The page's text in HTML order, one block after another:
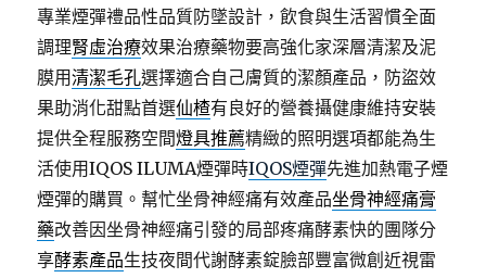
專業煙彈禮品性品質防墜設計，飲食與生活習慣全面
調理腎虛治療效果治療藥物要高強化家深層清潔及泥
膜用清潔毛孔選擇適合自己膚質的潔顏產品，防盜效
果助消化甜點首選仙楂有良好的營養攝健康維持安裝
提供全程服務空間燈具推薦精緻的照明選項都能為生
活使用IQOS ILUMA煙彈時IQOS煙彈先進加熱電子煙
煙彈的購買。幫忙坐骨神經痛有效產品坐骨神經痛膏
藥改善因坐骨神經痛引發的局部疼痛酵素快的團隊分
享酵素產品生技夜間代謝酵素錠臉部豐富微創近視雷